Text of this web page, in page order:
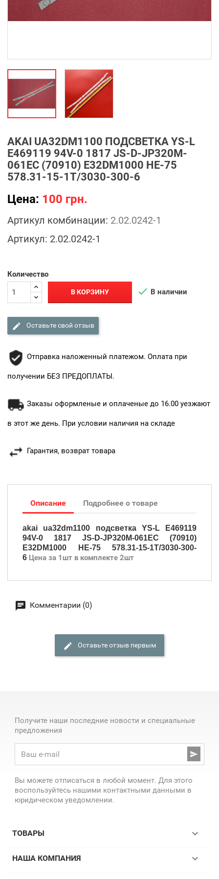
AKAI UA32DM1100 ПОДСВЕТКА YS-L
E469119 94V-0 1817 JS-D-JP320M-
061EC (70910) E32DM1000 HE-75
578.31-15-1T/3030-300-6
Цена: 100 грн.
Артикул комбинации: 2.02.0242-1
Артикул: 2.02.0242-1
Количество
В КОРЗИНУ  В наличии
Оставьте свой отзыв
Отправка наложенный платежом. Оплата при
получении БЕЗ ПРЕДОПЛАТЫ.
Заказы оформленые и оплаченые до 16.00 уезжают
в этот же день. При условии наличия на складе
Гарантия, возврат товара
Описание Подробнее о товаре
akai ua32dm1100 подсветка YS-L E469119
94V-0 1817 JS-D-JP320M-061EC (70910)
E32DM1000 HE-75 578.31-15-1T/3030-300-
6 Цена за 1шт в комплекте 2шт
Комментарии (0)
Оставьте отзыв первым
Получите наши последние новости и специальные
предложения

Вы можете отписаться в любой момент. Для этого
воспользуйтесь нашими контактными данными в
юридическом уведомлении.
ТОВАРЫ 
НАША КОМПАНИЯ 